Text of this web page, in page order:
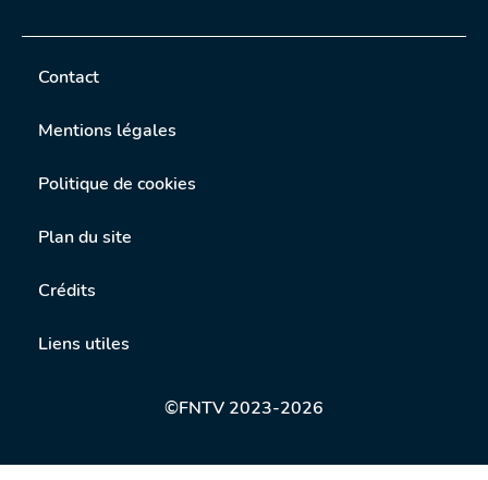
Contact
Mentions légales
Politique de cookies
Plan du site
Crédits
Liens utiles
©FNTV 2023-2026